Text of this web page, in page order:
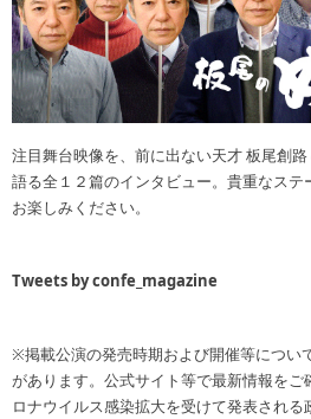
注目舞台映像を、前に出ない天才 板尾創
語る全１２篇のインタビュー。貴重なス
お楽しみください。
Tweets by confe_magazine
※掲載公演の発売時期および開催等につい
があります。公式サイト等で最新情報をご
ロナウイルス感染拡大を受けて発表され